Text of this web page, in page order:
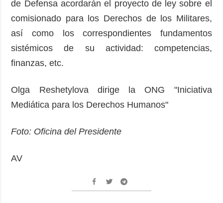
de Defensa acordarán el proyecto de ley sobre el
comisionado para los Derechos de los Militares,
así como los correspondientes fundamentos
sistémicos de su actividad: competencias,
finanzas, etc.
Olga Reshetylova dirige la ONG "Iniciativa
Mediática para los Derechos Humanos"
Foto: Oficina del Presidente
AV